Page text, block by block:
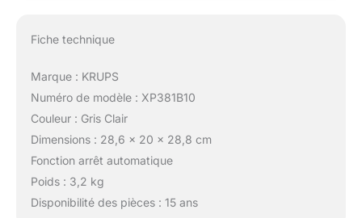
Fiche technique
Marque : KRUPS
Numéro de modèle : XP381B10
Couleur : Gris Clair
Dimensions : 28,6 x 20 x 28,8 cm
Fonction arrêt automatique
Poids : 3,2 kg
Disponibilité des pièces : 15 ans